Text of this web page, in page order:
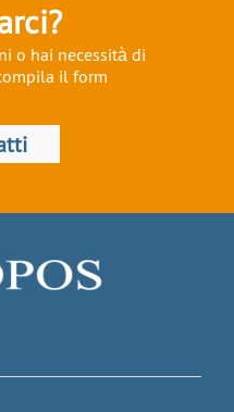
o hai necessità di
il form